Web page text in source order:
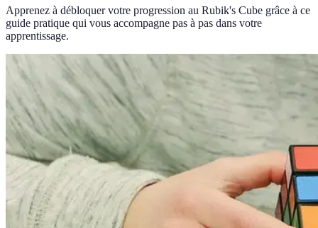
Apprenez à débloquer votre progression au Rubik's Cube grâce à ce
guide pratique qui vous accompagne pas à pas dans votre
apprentissage.